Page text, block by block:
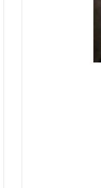
bằng thủy tinh,
trà di động,
uống trà cá
ngoài trời, ấm